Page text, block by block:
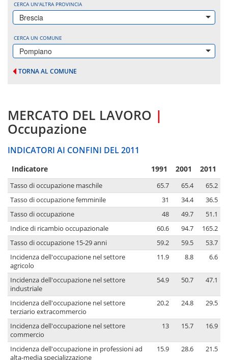
CERCA UN'ALTRA PROVINCIA
Brescia
CERCA UN COMUNE
Pompiano
TORNA AL COMUNE
MERCATO DEL LAVORO |
Occupazione
INDICATORI AI CONFINI DEL 2011
Indicatore 1991 2001 2011
Tasso di occupazione maschile 65.7 65.4
65.2
Tasso di occupazione femminile
31 34.4
36.5
Tasso di occupazione
48 49.7
51.1
Indice di ricambio occupazionale
60.6 94.7
165.2
Tasso di occupazione 15-29 anni
59.2 59.5
53.7
Incidenza dell'occupazione nel settore
agricolo
11.9 8.8 6.6
Incidenza dell'occupazione nel settore
industriale
54.9 50.7 47.1
Incidenza dell'occupazione nel settore
terziario extracommercio
20.2 24.8 29.5
Incidenza dell'occupazione nel settore
commercio
13 15.7 16.9
Incidenza dell'occupazione in professioni ad
alta-media specializzazione
15.9 28.6 21.5